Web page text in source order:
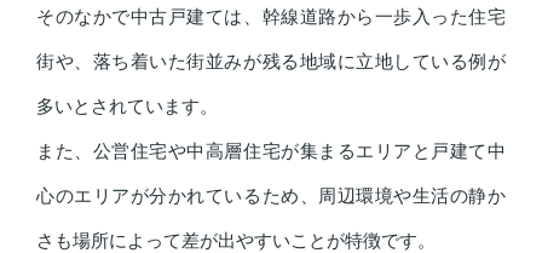
そのなかで中古戸建ては、幹線道路から一歩入った住宅
街や、落ち着いた街並みが残る地域に立地している例が
多いとされています。
また、公営住宅や中高層住宅が集まるエリアと戸建て中
心のエリアが分かれているため、周辺環境や生活の静か
さも場所によって差が出やすいことが特徴です。